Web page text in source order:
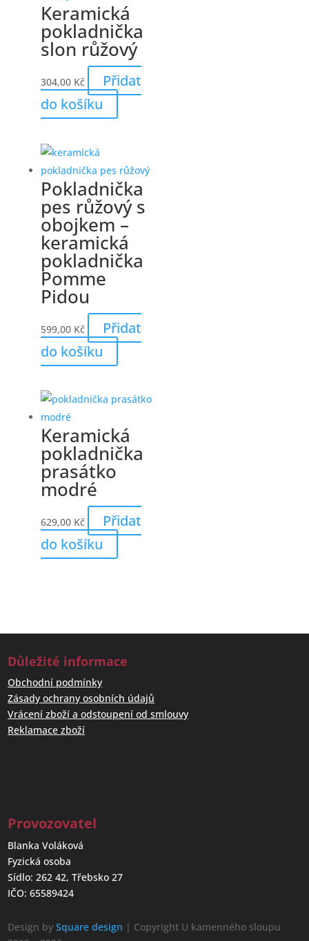
Keramická
pokladnička
slon růžový
304,00 Kč
Přidat
do košíku
Pokladnička
pes růžový s
obojkem –
keramická
pokladnička
Pomme
Pidou
599,00 Kč
Přidat
do košíku
Keramická
pokladnička
prasátko
modré
629,00 Kč
Přidat
do košíku
Důležité informace
Obchodní podmínky
Zásady ochrany osobních údajů
Vrácení zboží a odstoupení od smlouvy
Reklamace zboží
Provozovatel
Blanka Voláková
Fyzická osoba
Sídlo: 262 42, Třebsko 27
IČO: 65589424
Design bySquare design | Copyright U kamenného sloupu